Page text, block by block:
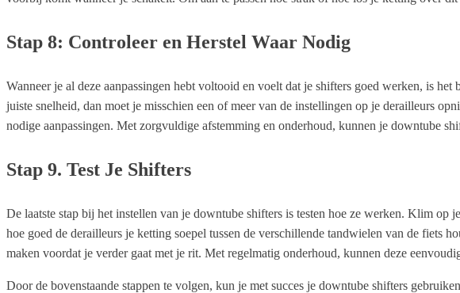
Stap 8: Controleer en Herstel Waar Nodig
Wanneer je al deze aanpassingen hebt voltooid en voelt dat je shifters goed werken, is
juiste snelheid, dan moet je misschien een of meer van de instellingen op je derailleurs
nodige aanpassingen. Met zorgvuldige afstemming en onderhoud, kunnen je downtube
Stap 9. Test Je Shifters
De laatste stap bij het instellen van je downtube shifters is testen hoe ze werken. Klim
hoe goed de derailleurs je ketting soepel tussen de verschillende tandwielen van de fiets
maken voordat je verder gaat met je rit. Met regelmatig onderhoud, kunnen deze
Door de bovenstaande stappen te volgen, kun je met succes je downtube shifters